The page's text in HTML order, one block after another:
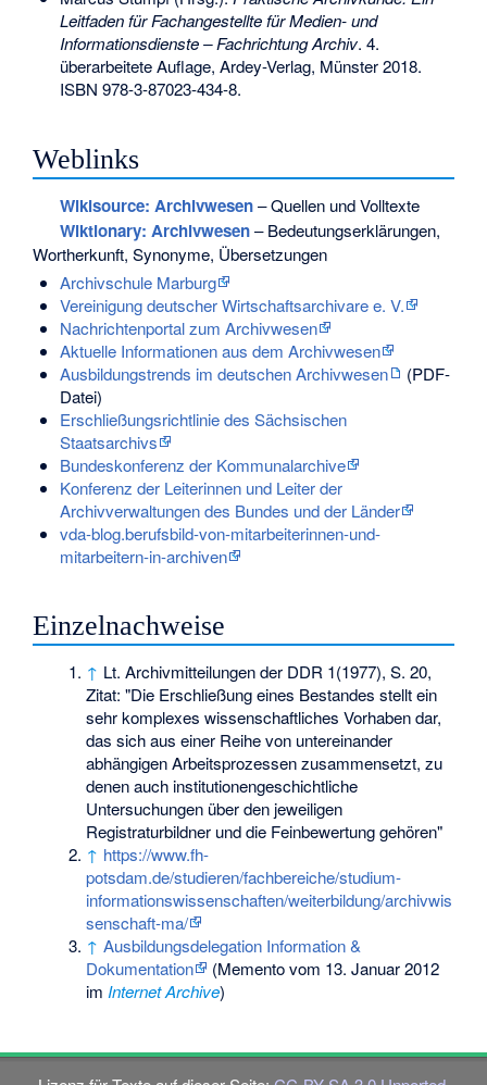
Leitfaden für Fachangestellte für Medien- und
Informationsdienste – Fachrichtung Archiv. 4.
überarbeitete Auflage, Ardey-Verlag, Münster 2018.
ISBN 978-3-87023-434-8.
Weblinks
Wikisource: Archivwesen– Quellen und Volltexte
Wiktionary: Archivwesen– Bedeutungserklärungen,
Wortherkunft, Synonyme, Übersetzungen
Archivschule Marburg
Vereinigung deutscher Wirtschaftsarchivare e. V.
Nachrichtenportal zum Archivwesen
Aktuelle Informationen aus dem Archivwesen
Ausbildungstrends im deutschen Archivwesen
(PDF-
Datei)
Erschließungsrichtlinie des Sächsischen
Staatsarchivs
Bundeskonferenz der Kommunalarchive
Konferenz der Leiterinnen und Leiter der
Archivverwaltungen des Bundes und der Länder
vda-blog.berufsbild-von-mitarbeiterinnen-und-
mitarbeitern-in-archiven
Einzelnachweise
↑ Lt. Archivmitteilungen der DDR 1(1977), S. 20,
Zitat: "Die Erschließung eines Bestandes stellt ein
sehr komplexes wissenschaftliches Vorhaben dar,
das sich aus einer Reihe von untereinander
abhängigen Arbeitsprozessen zusammensetzt, zu
denen auch institutionengeschichtliche
Untersuchungen über den jeweiligen
Registraturbildner und die Feinbewertung gehören"
↑ https://www.fh-
potsdam.de/studieren/fachbereiche/studium-
informationswissenschaften/weiterbildung/archivwis
senschaft-ma/
↑ Ausbildungsdelegation Information &
Dokumentation
(Mementovom 13. Januar 2012
imInternet Archive)